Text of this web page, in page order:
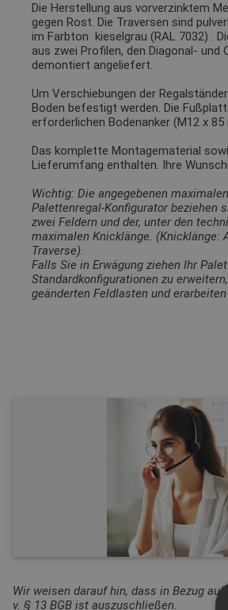
Die Herstellung aus vorverzinktem
gegen Rost. Die Traversen sind
im Farbton kieselgrau (RAL 7032) .
aus zwei Profilen, den Diagonal- und
demontiert angeliefert.
Um Verschiebungen der
Boden befestigt werden. Die
erforderlichen Bodenanker (M12 x
Das komplette Montagematerial
Lieferumfang enthalten. Ihre
Wichtig: Die angegebenen
Palettenregal-Konfigurator beziehen
zwei Feldern und der, unter den
maximalen Knicklänge. (Knicklänge:
Traverse).
Falls Sie in Erwägung ziehen Ihr
Standardkonfigurationen zu erweitern,
geänderten Feldlasten und
Wir weisen darauf hin, dass in Bezug
v. § 13 BGB ist auszuschließen.